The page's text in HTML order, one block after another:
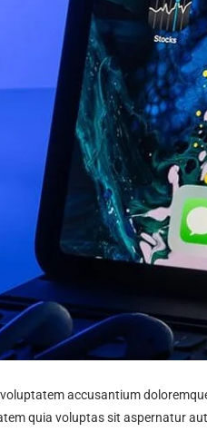
accusantium
quia voluptas sit aspernatur